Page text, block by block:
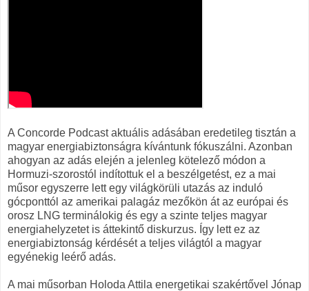
A Concorde Podcast aktuális adásában eredetileg tisztán a
magyar energiabiztonságra kívántunk fókuszálni. Azonban
ahogyan az adás elején a jelenleg kötelező módon a
Hormuzi-szorostól indítottuk el a beszélgetést, ez a mai
műsor egyszerre lett egy világkörüli utazás az induló
gócponttól az amerikai palagáz mezőkön át az európai és
orosz LNG terminálokig és egy a szinte teljes magyar
energiahelyzetet is áttekintő diskurzus. Így lett ez az
energiabiztonság kérdését a teljes világtól a magyar
egyénekig leérő adás.
A mai műsorban Holoda Attila energetikai szakértővel Jónap